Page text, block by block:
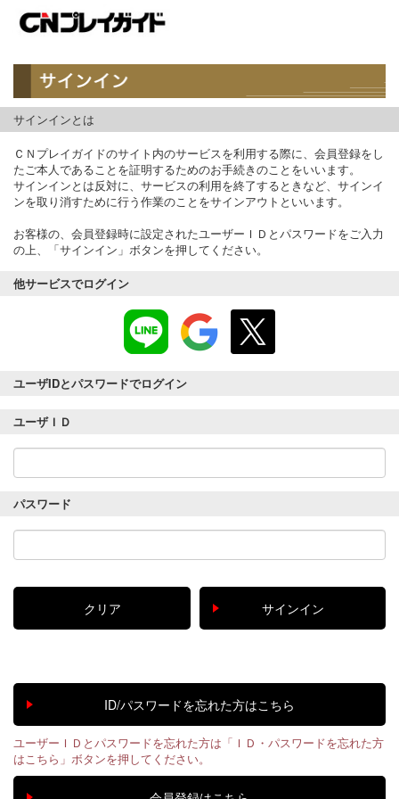
サインインとは
ＣＮプレイガイドのサイト内のサービスを利用する際に、会員登録をし
たご本人であることを証明するためのお手続きのことをいいます。
サインインとは反対に、サービスの利用を終了するときなど、サインイ
ンを取り消すために行う作業のことをサインアウトといいます。
お客様の、会員登録時に設定されたユーザーＩＤとパスワードをご入力
の上、「サインイン」ボタンを押してください。
他サービスでログイン
ユーザIDとパスワードでログイン
ユーザＩＤ
パスワード
ユーザーＩＤとパスワードを忘れた方は「ＩＤ・パスワードを忘れた方
はこちら」ボタンを押してください。